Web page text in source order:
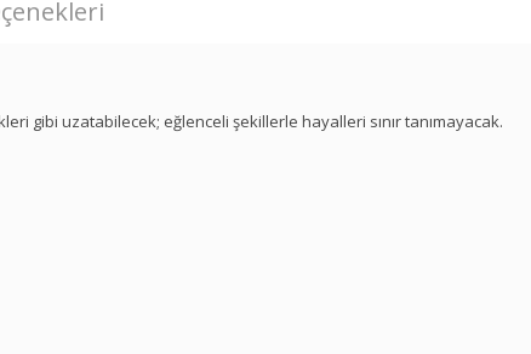
gibi uzatabilecek; eğlenceli şekillerle hayalleri sınır tanımayacak.